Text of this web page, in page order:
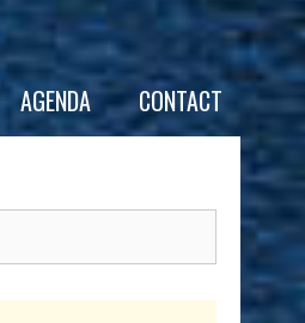
AGENDA CONTACT